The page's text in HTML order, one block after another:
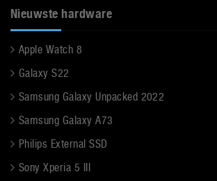
Nieuwste hardware
Apple Watch 8
Galaxy S22
Samsung Galaxy Unpacked 2022
Samsung Galaxy A73
Philips External SSD
Sony Xperia 5 III